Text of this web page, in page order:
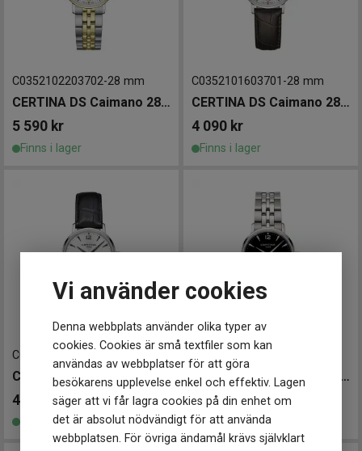
Vi använder cookies
Denna webbplats använder olika typer av
cookies. Cookies är små textfiler som kan
användas av webbplatser för att göra
besökarens upplevelse enkel och effektiv. Lagen
säger att vi får lagra cookies på din enhet om
det är absolut nödvändigt för att använda
webbplatsen. För övriga ändamål krävs självklart
C0352102203702-28 mm
CERTINA DS Caimano 28mm
5 590 kr
Finns i lager
C0352101603701 -28 mm
CERTINA DS Caimano 28mm
4 090 kr
Finns i lager
C0352101603700
4 090 kr
Finns i lager
CERTINA DS Caimano 28mm
4 690 kr
Finns i lager